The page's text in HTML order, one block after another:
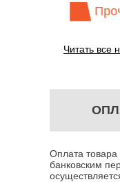
Читать все
Оплата товара
банковским